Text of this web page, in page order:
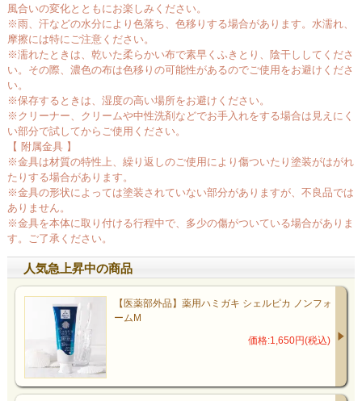
風合いの変化とともにお楽しみください。
※雨、汗などの水分により色落ち、色移りする場合があります。水濡れ、
摩擦には特にご注意ください。
※濡れたときは、乾いた柔らかい布で素早くふきとり、陰干ししてくださ
い。その際、濃色の布は色移りの可能性があるのでご使用をお避けくださ
い。
※保存するときは、湿度の高い場所をお避けください。
※クリーナー、クリームや中性洗剤などでお手入れをする場合は見えにく
い部分で試してからご使用ください。
【 附属金具 】
※金具は材質の特性上、繰り返しのご使用により傷ついたり塗装がはがれ
たりする場合があります。
※金具の形状によっては塗装されていない部分がありますが、不良品では
ありません。
※金具を本体に取り付ける行程中で、多少の傷がついている場合がありま
す。ご了承ください。
人気急上昇中の商品
【医薬部外品】薬用ハミガキ シェルピカ ノンフォ
ームM
価格:1,650円(税込)